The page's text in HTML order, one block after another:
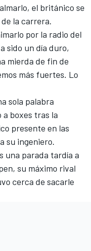
el británico se
la carrera.
por la radio del
sido un día duro,
mierda de fin de
más fuertes. Lo
sola palabra
boxes tras la
presente en las
su ingeniero.
una parada tardía a
, su máximo rival
cerca de sacarle